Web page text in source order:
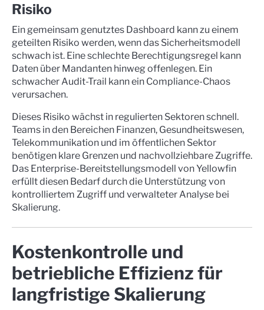
Risiko
Ein gemeinsam genutztes Dashboard kann zu einem
geteilten Risiko werden, wenn das Sicherheitsmodell
schwach ist. Eine schlechte Berechtigungsregel kann
Daten über Mandanten hinweg offenlegen. Ein
schwacher Audit-Trail kann ein Compliance-Chaos
verursachen.
Dieses Risiko wächst in regulierten Sektoren schnell.
Teams in den Bereichen Finanzen, Gesundheitswesen,
Telekommunikation und im öffentlichen Sektor
benötigen klare Grenzen und nachvollziehbare Zugriffe.
Das Enterprise-Bereitstellungsmodell von Yellowfin
erfüllt diesen Bedarf durch die Unterstützung von
kontrolliertem Zugriff und verwalteter Analyse bei
Skalierung.
Kostenkontrolle und
betriebliche Effizienz für
langfristige Skalierung